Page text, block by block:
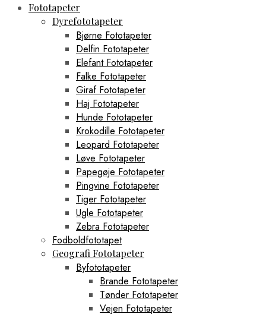
Fototapeter
Dyrefototapeter
Bjørne Fototapeter
Delfin Fototapeter
Elefant Fototapeter
Falke Fototapeter
Giraf Fototapeter
Haj Fototapeter
Hunde Fototapeter
Krokodille Fototapeter
Leopard Fototapeter
Løve Fototapeter
Papegøje Fototapeter
Pingvine Fototapeter
Tiger Fototapeter
Ugle Fototapeter
Zebra Fototapeter
Fodboldfototapet
Geografi Fototapeter
Byfototapeter
Brande Fototapeter
Tønder Fototapeter
Vejen Fototapeter